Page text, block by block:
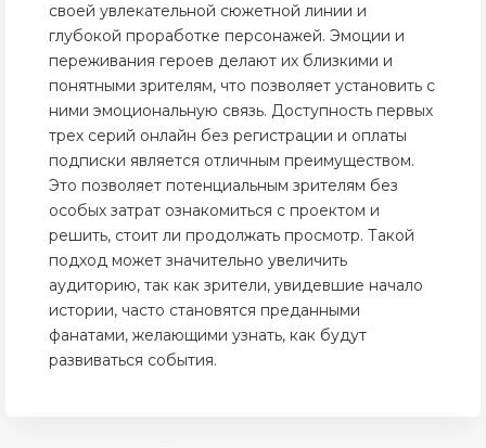
своей увлекательной сюжетной линии и
глубокой проработке персонажей. Эмоции и
переживания героев делают их близкими и
понятными зрителям, что позволяет установить с
ними эмоциональную связь. Доступность первых
трех серий онлайн без регистрации и оплаты
подписки является отличным преимуществом.
Это позволяет потенциальным зрителям без
особых затрат ознакомиться с проектом и
решить, стоит ли продолжать просмотр. Такой
подход может значительно увеличить
аудиторию, так как зрители, увидевшие начало
истории, часто становятся преданными
фанатами, желающими узнать, как будут
развиваться события.